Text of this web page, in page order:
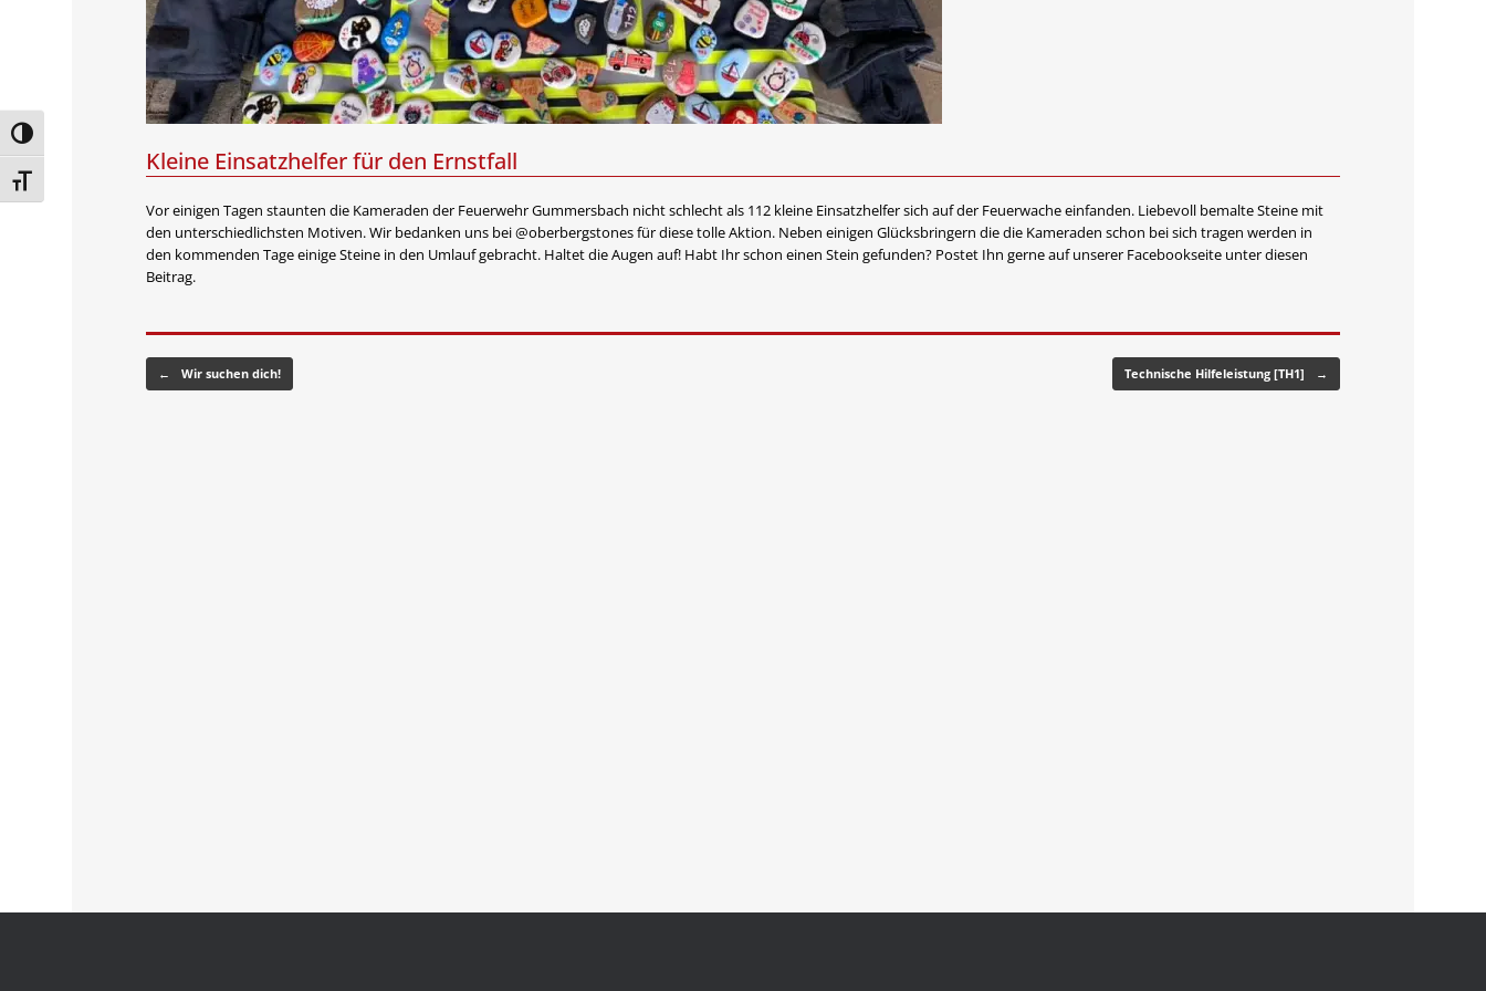
Umschalten auf hohe Kontraste
Schrift vergrößern
Kleine Einsatzhelfer für den Ernstfall
Vor einigen Tagen staunten die Kameraden der Feuerwehr Gummersbach nicht schlecht als 112 kleine Einsatzhelfer sich auf der Feuerwache einfanden. Liebevoll bemalte Steine mit
den unterschiedlichsten Motiven. Wir bedanken uns bei @oberbergstones für diese tolle Aktion. Neben einigen Glücksbringern die die Kameraden schon bei sich tragen werden in
den kommenden Tage einige Steine in den Umlauf gebracht. Haltet die Augen auf! Habt Ihr schon einen Stein gefunden? Postet Ihn gerne auf unserer Facebookseite unter diesen
Beitrag.
Beitragsnavigation
← Wir suchen dich! Technische Hilfeleistung [TH1] →